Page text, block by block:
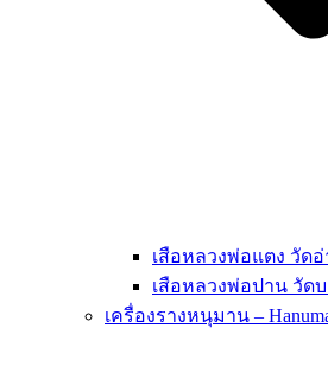
เสือหลวงพ่อแตง วัด
เสือหลวงพ่อปาน วัด
เครื่องรางหนุมาน –